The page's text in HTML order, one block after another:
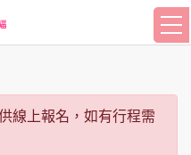
線上報名，如有行程需